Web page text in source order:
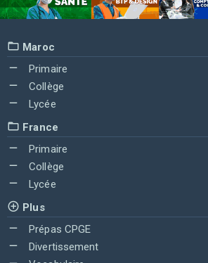
Maroc
Primaire
Collège
Lycée
France
Primaire
Collège
Lycée
Plus
Prépas CPGE
Divertissement